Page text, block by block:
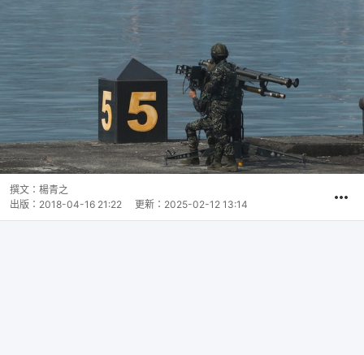
撰文： 楊青之
出版： 2018-04-16 21:22 更新： 2025-02-12 13:14